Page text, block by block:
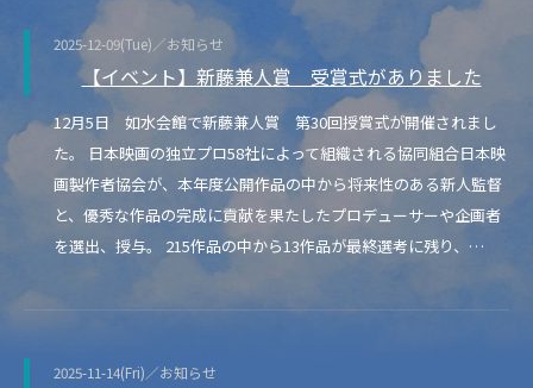
2025-12-09(Tue)／お知らせ
【イベント】新藤兼人賞 受賞式がありました
12月5日 如水会館で新藤兼人賞 第30回授賞式が開催されまし
た。 日本映画の独立プロ58社によって組織される協同組合日本映
画製作者協会が、本年度公開作品の中から将来性のある新人監督
と、優秀な作品の完成に貢献を果たしたプロデューサーや企画者
を選出、授与。 215作品の中から13作品が最終選考に残り、…
2025-11-14(Fri)／お知らせ